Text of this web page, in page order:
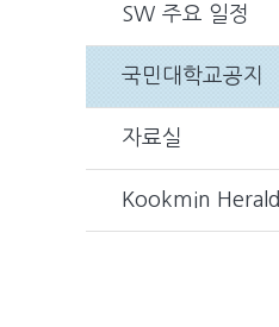
SW 주요 일정
국민대학교공지
자료실
Kookmin Herald